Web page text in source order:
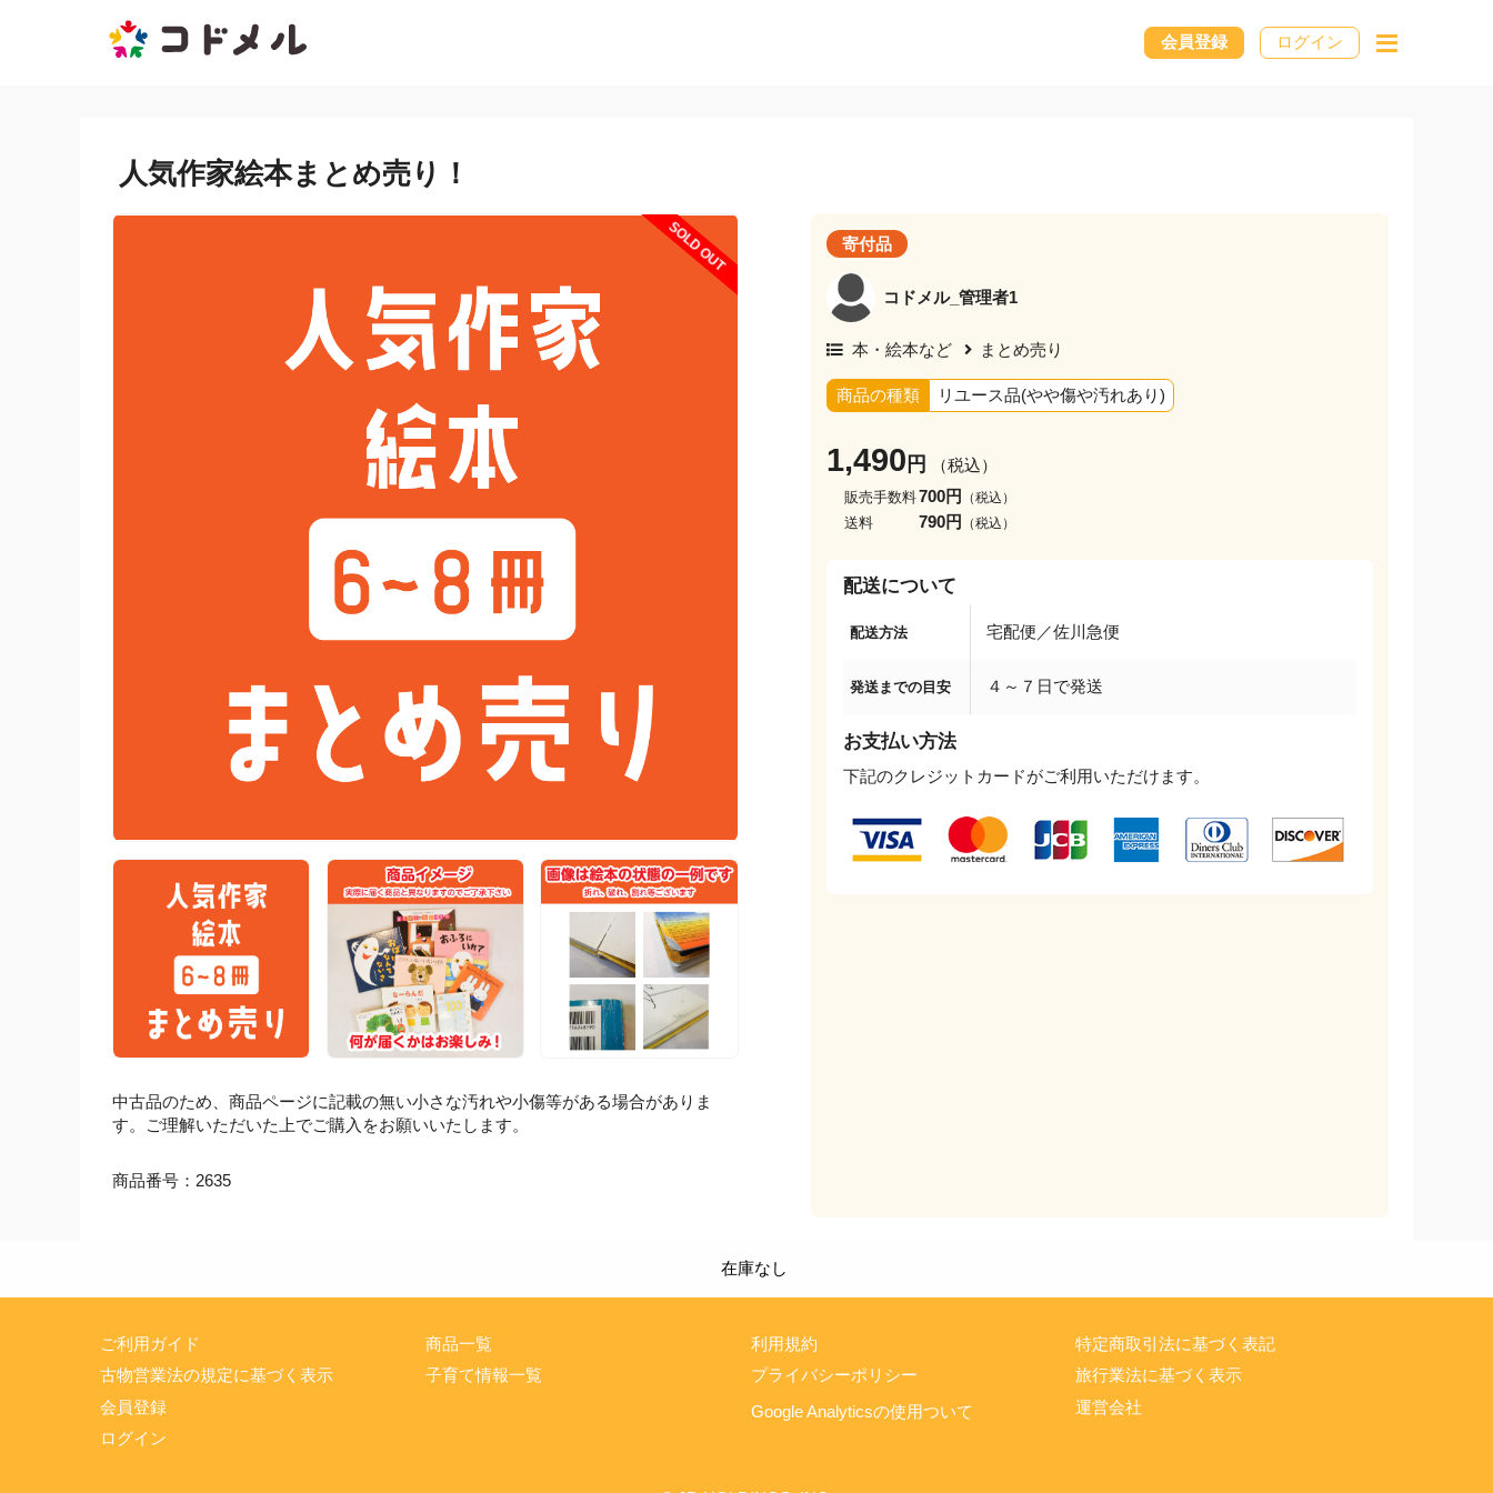
会員登録 ログイン
人気作家絵本まとめ売り！
SOLD OUT
中古品のため、商品ページに記載の無い小さな汚れや小傷等がある場合がありま
す。ご理解いただいた上でご購入をお願いいたします。
商品番号：2635
寄付品
コドメル_管理者1
本・絵本など まとめ売り
商品の種類 リユース品(やや傷や汚れあり)
1,490 円 （税込）
販売手数料700円 （税込）
送料 790円 （税込）
配送について
配送方法 宅配便／佐川急便
発送までの目安 ４～７日で発送
お支払い方法
下記のクレジットカードがご利用いただけます。
在庫なし
ご利用ガイド
古物営業法の規定に基づく表示
会員登録
ログイン
商品一覧
子育て情報一覧
利用規約
プライバシーポリシー
Google Analyticsの使用ついて
特定商取引法に基づく表記
旅行業法に基づく表示
運営会社